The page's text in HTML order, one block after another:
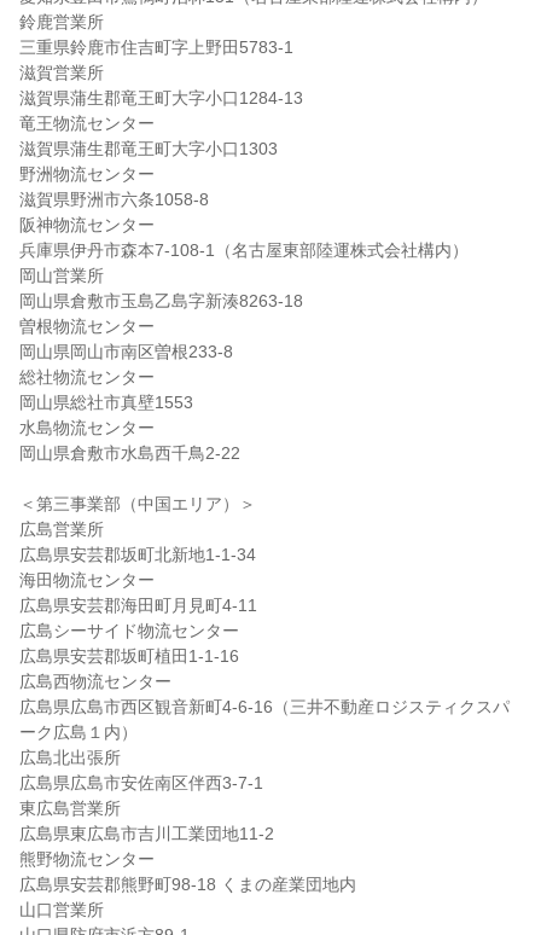
鈴鹿営業所
三重県鈴鹿市住吉町字上野田5783-1
滋賀営業所
滋賀県蒲生郡竜王町大字小口1284-13
竜王物流センター
滋賀県蒲生郡竜王町大字小口1303
野洲物流センター
滋賀県野洲市六条1058-8
阪神物流センター
兵庫県伊丹市森本7-108-1（名古屋東部陸運株式会社構内）
岡山営業所
岡山県倉敷市玉島乙島字新湊8263-18
曽根物流センター
岡山県岡山市南区曽根233-8
総社物流センター
岡山県総社市真壁1553
水島物流センター
岡山県倉敷市水島西千鳥2-22
＜第三事業部（中国エリア）＞
広島営業所
広島県安芸郡坂町北新地1-1-34
海田物流センター
広島県安芸郡海田町月見町4-11
広島シーサイド物流センター
広島県安芸郡坂町植田1-1-16
広島西物流センター
広島県広島市西区観音新町4-6-16（三井不動産ロジスティクスパ
ーク広島１内）
広島北出張所
広島県広島市安佐南区伴西3-7-1
東広島営業所
広島県東広島市吉川工業団地11-2
熊野物流センター
広島県安芸郡熊野町98-18 くまの産業団地内
山口営業所